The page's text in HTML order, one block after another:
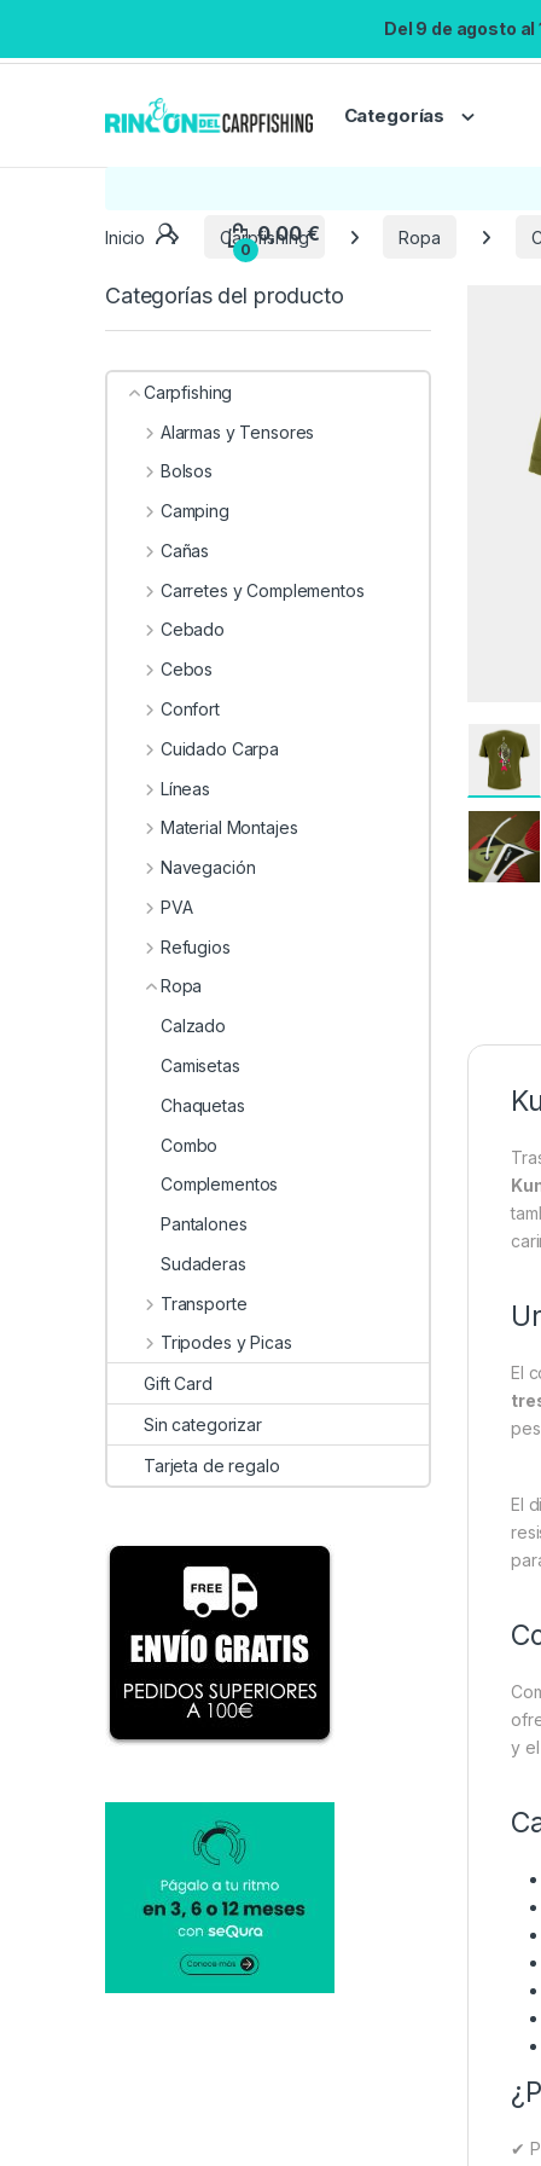
Del 9 de agosto
Categorías
Inicio Carpfishing Ropa
El
El
y el
✔
Categorías del producto
Carpfishing
Alarmas y Tensores
Bolsos
Camping
Cañas
Carretes y Complementos
Cebado
Cebos
Confort
Cuidado Carpa
Líneas
Material Montajes
Navegación
PVA
Refugios
Ropa
Calzado
Camisetas
Chaquetas
Combo
Complementos
Pantalones
Sudaderas
Transporte
Tripodes y Picas
Gift Card
Sin categorizar
Tarjeta de regalo